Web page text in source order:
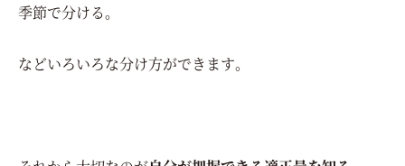
季節で分ける。
などいろいろな分け方ができます。